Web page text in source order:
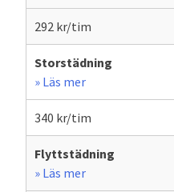
292 kr/tim
Storstädning
» Läs mer
340 kr/tim
Flyttstädning
» Läs mer